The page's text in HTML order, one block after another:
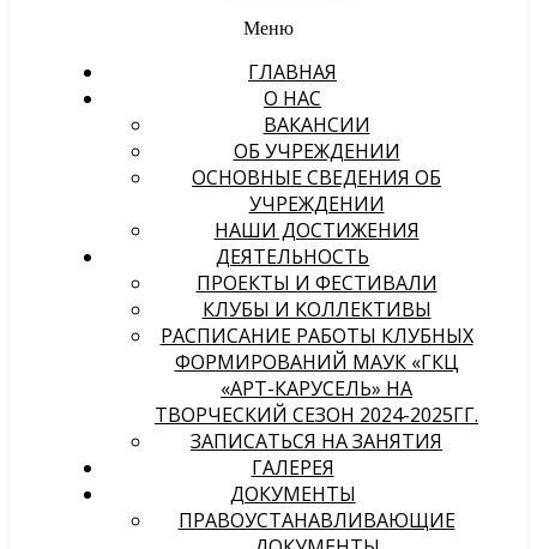
Меню
ГЛАВНАЯ
О НАС
ВАКАНСИИ
ОБ УЧРЕЖДЕНИИ
ОСНОВНЫЕ СВЕДЕНИЯ ОБ
УЧРЕЖДЕНИИ
НАШИ ДОСТИЖЕНИЯ
ДЕЯТЕЛЬНОСТЬ
ПРОЕКТЫ И ФЕСТИВАЛИ
КЛУБЫ И КОЛЛЕКТИВЫ
РАСПИСАНИЕ РАБОТЫ КЛУБНЫХ
ФОРМИРОВАНИЙ МАУК «ГКЦ
«АРТ-КАРУСЕЛЬ» НА
ТВОРЧЕСКИЙ СЕЗОН 2024-2025ГГ.
ЗАПИСАТЬСЯ НА ЗАНЯТИЯ
ГАЛЕРЕЯ
ДОКУМЕНТЫ
ПРАВОУСТАНАВЛИВАЮЩИЕ